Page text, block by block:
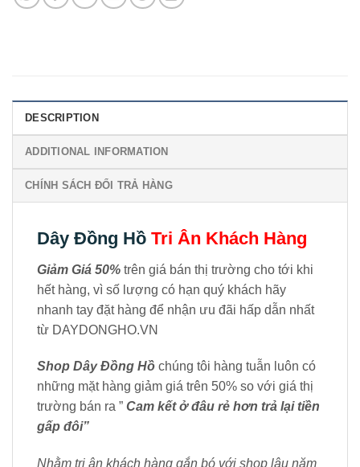
DESCRIPTION
ADDITIONAL INFORMATION
CHÍNH SÁCH ĐỔI TRẢ HÀNG
Dây Đồng Hồ Tri Ân Khách Hàng
Giảm Giá 50% trên giá bán thị trường cho tới khi
hết hàng, vì số lượng có hạn quý khách hãy
nhanh tay đặt hàng để nhận ưu đãi hấp dẫn nhất
từ DAYDONGHO.VN
Shop Dây Đồng Hồ chúng tôi hàng tuẫn luôn có
những mặt hàng giảm giá trên 50% so với giá thị
trường bán ra ” Cam kết ở đâu rẻ hơn trả lại tiền
gấp đôi”
Nhằm tri ân khách hàng gắn bó với shop lâu năm